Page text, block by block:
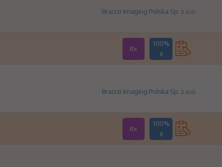
Bracco Imaging Polska Sp. z o.o.
Rx
100%
X
Bracco Imaging Polska Sp. z o.o.
Rx
100%
X